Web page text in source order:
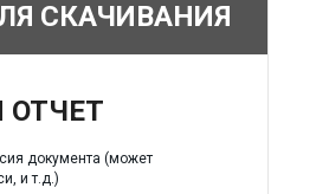
СКАЧИВАНИЯ
документа (может
и т.д.)